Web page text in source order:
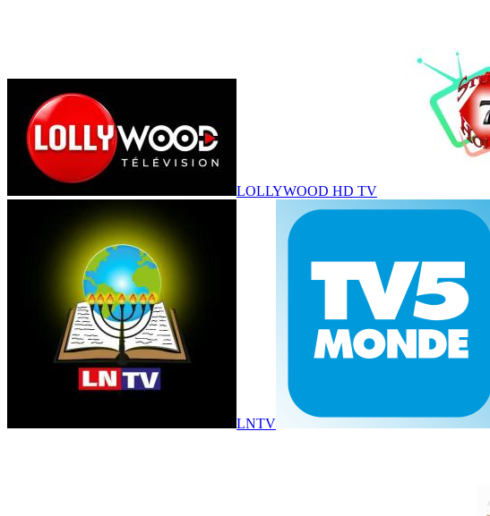
LOLLYWOOD HD TV
LNTV